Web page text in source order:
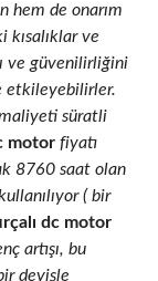
hem de onarım
kısalıklar ve
ve güvenilirliğini
etkileyebilirler.
süratli
motor fiyatı
8760 saat olan
( bir
dc motor
artışı, bu
deyişle